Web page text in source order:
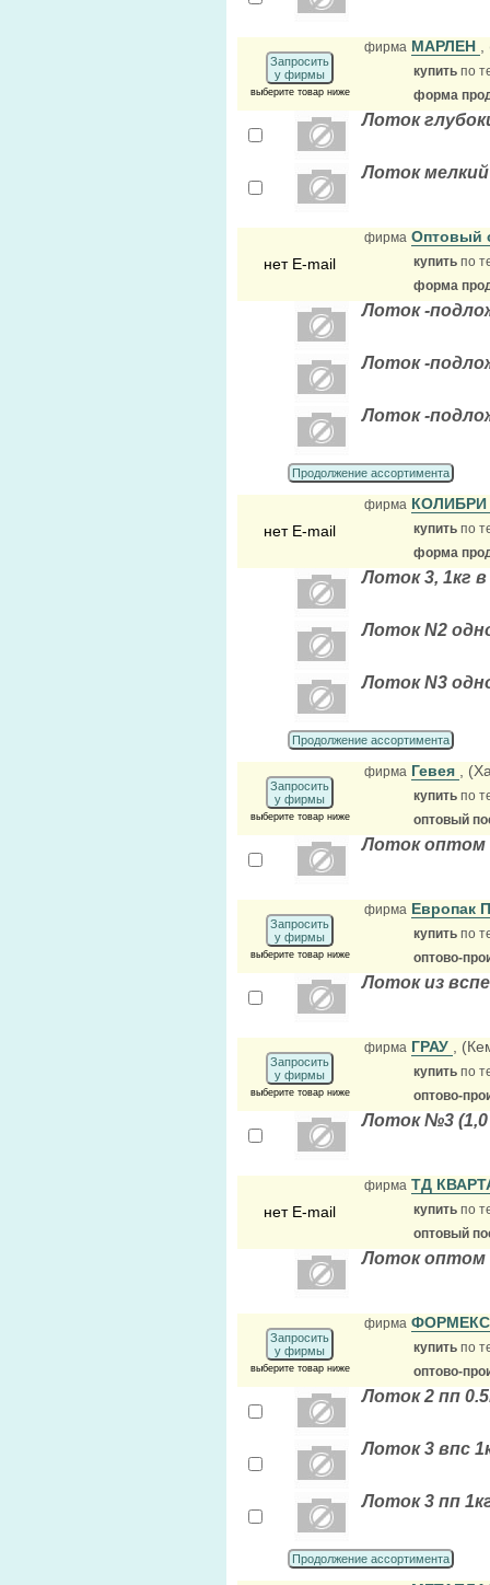
Запросить
у фирмы
выберите товар ниже
фирма МАРЛЕН
купить по
форма
Лоток
Лоток
нет E-mail
фирма Оптовый
купить по
форма
Лоток -
Лоток -
Лоток -
Продолжение ассортимента
нет E-mail
фирма
купить по
форма
Лоток 3, 1кг
Лоток N2
Лоток N3
Продолжение ассортимента
Запросить
у фирмы
выберите товар ниже
фирма Гевея ,
купить по
оптовый
Лоток оптом
Запросить
у фирмы
выберите товар ниже
фирма Европак
купить по
оптово-
Лоток из
Запросить
у фирмы
выберите товар ниже
фирма ГРАУ ,
купить по
оптово-
Лоток №3 (1,0
нет E-mail
фирма ТД
купить по
оптовый
Лоток оптом
Запросить
у фирмы
выберите товар ниже
фирма
купить по
оптово-
Лоток 2 пп
Лоток 3 впс
Лоток 3 пп
Продолжение ассортимента